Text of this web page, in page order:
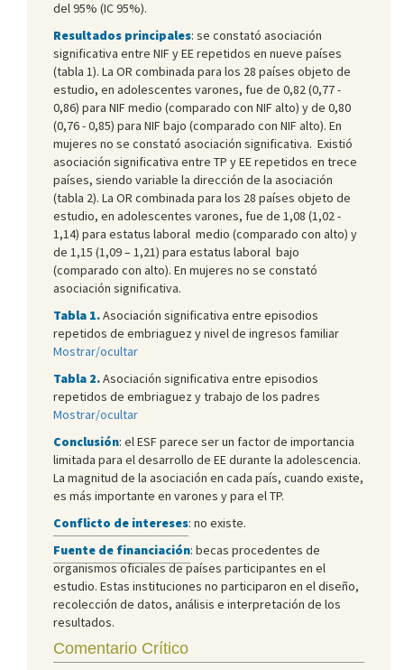
del 95% (IC 95%).
Resultados principales: se constató asociación
significativa entre NIF y EE repetidos en nueve países
(tabla 1). La OR combinada para los 28 países objeto de
estudio, en adolescentes varones, fue de 0,82 (0,77 -
0,86) para NIF medio (comparado con NIF alto) y de 0,80
(0,76 - 0,85) para NIF bajo (comparado con NIF alto). En
mujeres no se constató asociación significativa. Existió
asociación significativa entre TP y EE repetidos en trece
países, siendo variable la dirección de la asociación
(tabla 2). La OR combinada para los 28 países objeto de
estudio, en adolescentes varones, fue de 1,08 (1,02 -
1,14) para estatus laboral medio (comparado con alto) y
de 1,15 (1,09 – 1,21) para estatus laboral bajo
(comparado con alto). En mujeres no se constató
asociación significativa.
Tabla 1.Asociación significativa entre episodios
repetidos de embriaguez y nivel de ingresos familiar
Mostrar/ocultar
Tabla 2.Asociación significativa entre episodios
repetidos de embriaguez y trabajo de los padres
Mostrar/ocultar
Conclusión: el ESF parece ser un factor de importancia
limitada para el desarrollo de EE durante la adolescencia.
La magnitud de la asociación en cada país, cuando existe,
es más importante en varones y para el TP.
Conflicto de intereses: no existe.
Fuente de financiación: becas procedentes de
organismos oficiales de países participantes en el
estudio. Estas instituciones no participaron en el diseño,
recolección de datos, análisis e interpretación de los
resultados.
Comentario Crítico